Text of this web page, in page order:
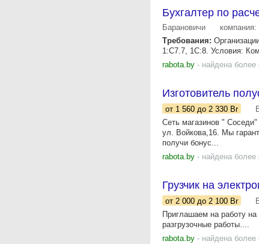
Бухгалтер по
Барановичи компания:
Требования:
1:С7.7, 1С:8. Условия:
rabota.by - найдена более
Изготовитель
от 1 560 до 2 330 Br
Сеть магазинов " Соседи"
ул. Войкова,16. Мы
получи бонус...
rabota.by - найдена более
Грузчик на
от 2 000 до 2 100 Br
Приглашаем на работу на
разгрузочные работы....
rabota.by - найдена более